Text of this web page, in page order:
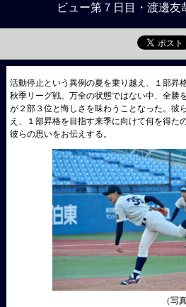
ビュー第７日目・渡邊友
活動停止という異例の夏を乗り越え、１部昇
秋季リーグ戦。万全の状態ではない中、全勝
が２部３位と悔しさを味わうことなった。彼
え、１部昇格を目指す来季に向けて何を得た
彼らの思いをお伝えする。
（写